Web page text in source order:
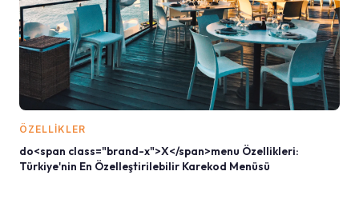
ÖZELLIKLER
do<span class="brand-x">X</span>menu Özellikleri:
Türkiye'nin En Özelleştirilebilir Karekod Menüsü